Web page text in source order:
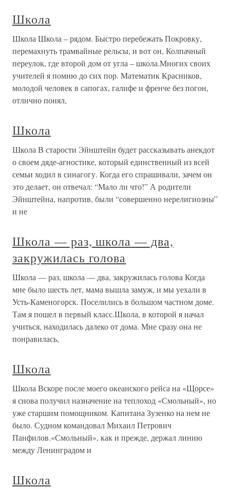
Школа
Школа Школа – рядом. Быстро перебежать Покровку,
перемахнуть трамвайные рельсы, и вот он, Колпачный
переулок, где второй дом от угла – школа.Многих своих
учителей я помню до сих пор. Математик Красников,
молодой человек в сапогах, галифе и френче без погон,
отлично понял,
Школа
Школа В старости Эйнштейн будет рассказывать анекдот
о своем дяде-агностике, который единственный из всей
семьи ходил в синагогу. Когда его спрашивали, зачем он
это делает, он отвечал: “Мало ли что!” А родители
Эйнштейна, напротив, были “совершенно нерелигиозны”
и не
Школа — раз, школа — два,
закружилась голова
Школа — раз, школа — два, закружилась голова Когда
мне было шесть лет, мама вышла замуж, и мы уехали в
Усть-Каменогорск. Поселились в большом частном доме.
Там я пошел в первый класс.Школа, в которой я начал
учиться, находилась далеко от дома. Мне сразу она не
понравилась,
Школа
Школа Вскоре после моего океанского рейса на «Щорсе»
я снова получил назначение на теплоход «Смольный», но
уже старшим помощником. Капитана Зузенко на нем не
было. Судном командовал Михаил Петрович
Панфилов.«Смольный», как и прежде, держал линию
между Ленинградом и
Школа